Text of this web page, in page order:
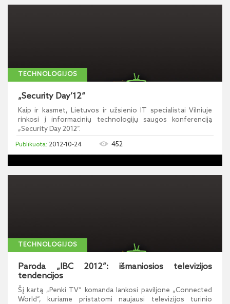
TECHNOLOGIJOS
„Security Day’12“
Kaip ir kasmet, Lietuvos ir užsienio IT specialistai Vilniuje
rinkosi į informacinių technologijų saugos konferenciją
„Security Day 2012“.
2012-10-24 452
TECHNOLOGIJOS
Paroda „IBC 2012”: išmaniosios televizijos
tendencijos
Šį kartą „Penki TV“ komanda lankosi paviljone „Connected
World“, kuriame pristatomi naujausi televizijos turinio